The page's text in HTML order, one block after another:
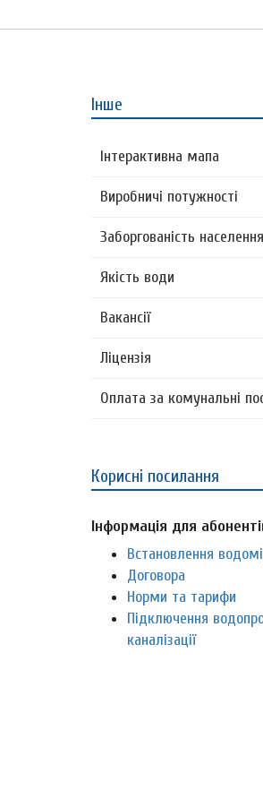
Інше
Інтерактивна мапа
Виробничі потужності
Заборгованість населення
Якість води
Вакансії
Ліцензія
Оплата за комунальні
Корисні посилання
Інформація для
Встановлення
Договора
Норми та тарифи
Підключення
каналізації